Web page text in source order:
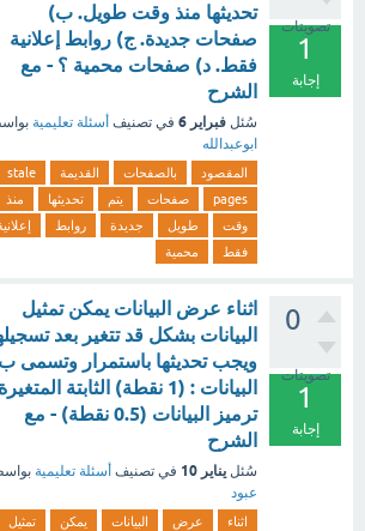
تصويتات
1
إجابة
تحديثها منذ وقت طويل. ب)
صفحات جديدة. ج) روابط إعلانية
فقط. د) صفحات محمية ؟ - مع
الشرح
سُئل فبراير 6 في تصنيف أسئلة تعليمية
ابوعبدالله
المقصود بالصفحات القديمة
stale
pages
صفحات يتم تحديثها
منذ
وقت
طويل جديدة روابط
فقط
محمية
0
تصويتات
1
إجابة
اثناء عرض البيانات يمكن تمثيل
البيانات بشكل قد تتغير بعد
ويجب تحديثها باستمرار وتسمى ب
البيانات : (1 نقطة) الثابتة المتغيرة
ترميز البيانات (0.5 نقطة) - مع
الشرح
سُئل يناير 10 في تصنيف أسئلة تعليمية
عبود
اثناء عرض البيانات يمكن
تمثيل